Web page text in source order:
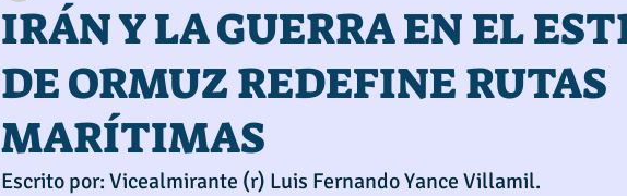
IRÁN Y LA GUERRA EN EL
DE ORMUZ REDEFINE RUTAS
MARÍTIMAS
Escrito por: Vicealmirante (r) Luis Fernando Yance Villamil.